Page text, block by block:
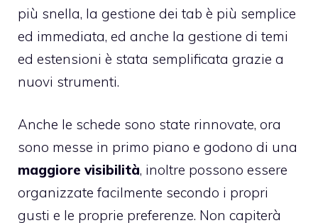
più snella, la gestione dei tab è più semplice
ed immediata, ed anche la gestione di temi
ed estensioni è stata semplificata grazie a
nuovi strumenti.
Anche le schede sono state rinnovate, ora
sono messe in primo piano e godono di una
maggiore visibilità, inoltre possono essere
organizzate facilmente secondo i propri
gusti e le proprie preferenze. Non capiterà